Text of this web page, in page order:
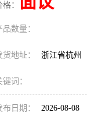
格：
品数量：
货地址： 浙江省杭州
键词：
布日期： 2026-08-08